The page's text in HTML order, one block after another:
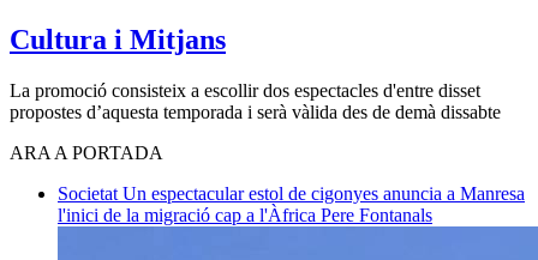
Cultura i Mitjans
La promoció consisteix a escollir dos espectacles d'entre disset
propostes d’aquesta temporada i serà vàlida des de demà dissabte
ARA A PORTADA
Societat Un espectacular estol de cigonyes anuncia a Manresa
l'inici de la migració cap a l'Àfrica Pere Fontanals